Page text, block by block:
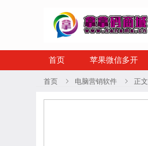
首页 苹果微信多开
首页  电脑营销软件  正文